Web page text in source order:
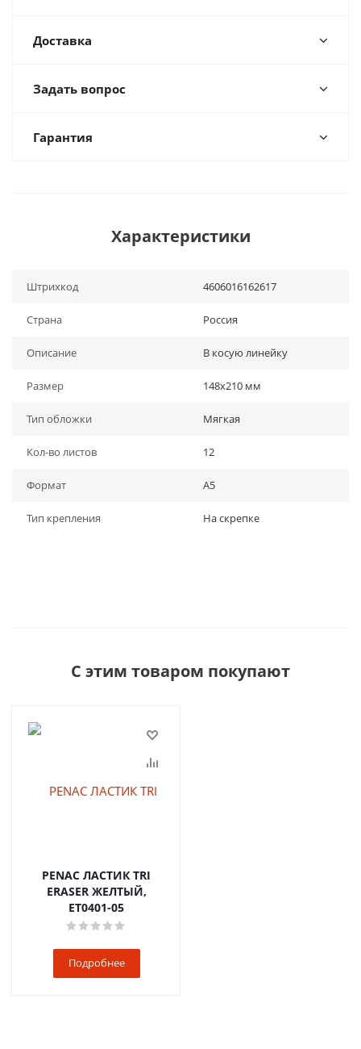
Доставка
Задать вопрос
Гарантия
Характеристики
Штрихкод 4606016162617
Страна Россия
Описание В косую линейку
Размер 148х210 мм
Тип обложки Мягкая
Кол-во листов 12
Формат A5
Тип крепления На скрепке
С этим товаром покупают
PENAC ЛАСТИК TRI
ERASER ЖЕЛТЫЙ,
ET0401-05
Подробнее